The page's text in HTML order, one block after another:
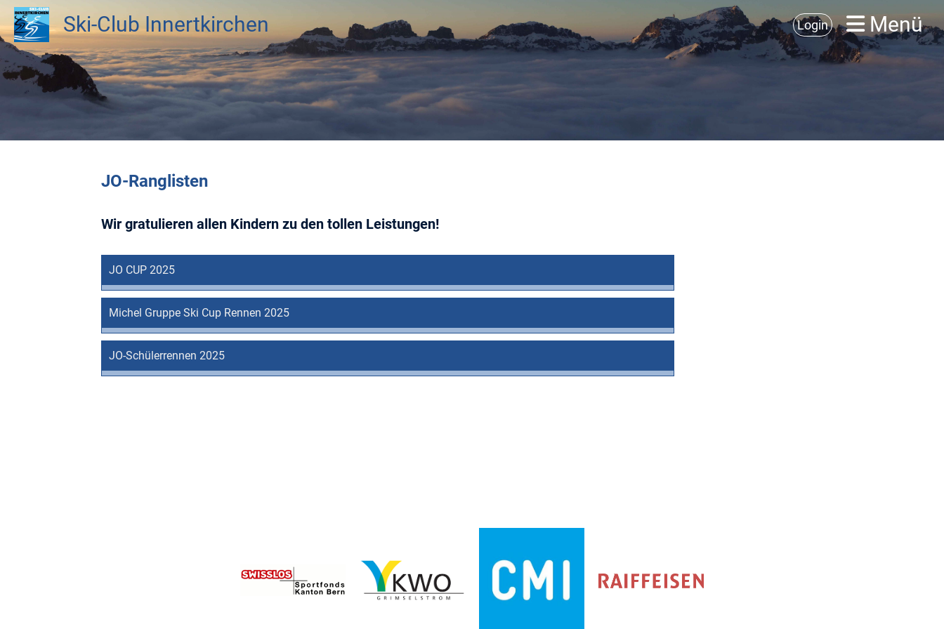
Ski-Club Innertkirchen Login Menü
JO-Ranglisten
Wir gratulieren allen Kindern zu den tollen Leistungen!
JO CUP 2025
Michel Gruppe Ski Cup Rennen 2025
JO-Schülerrennen 2025